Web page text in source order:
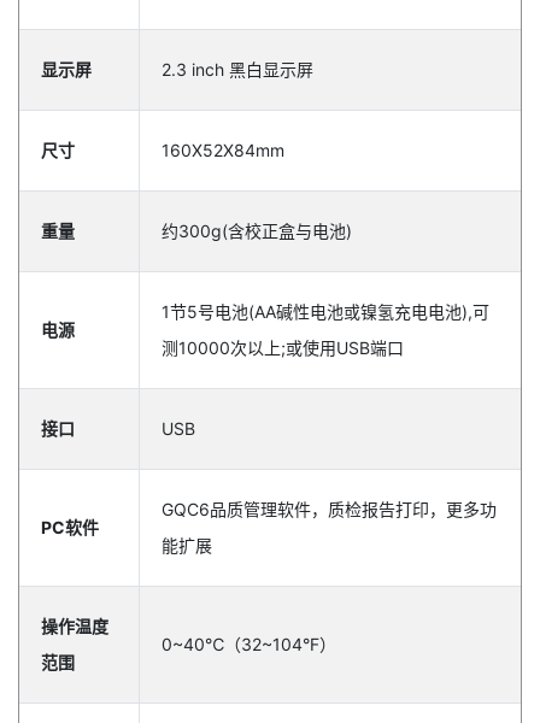
显示屏 2.3 inch 黑白显示屏
尺寸 160X52X84mm
重量 约300g(含校正盒与电池)
电源
1节5号电池(AA碱性电池或镍氢充电电池),可
测10000次以上;或使用USB端口
接口 USB
PC软件
GQC6品质管理软件，质检报告打印，更多功
能扩展
操作温度
范围
0~40℃（32~104°F）